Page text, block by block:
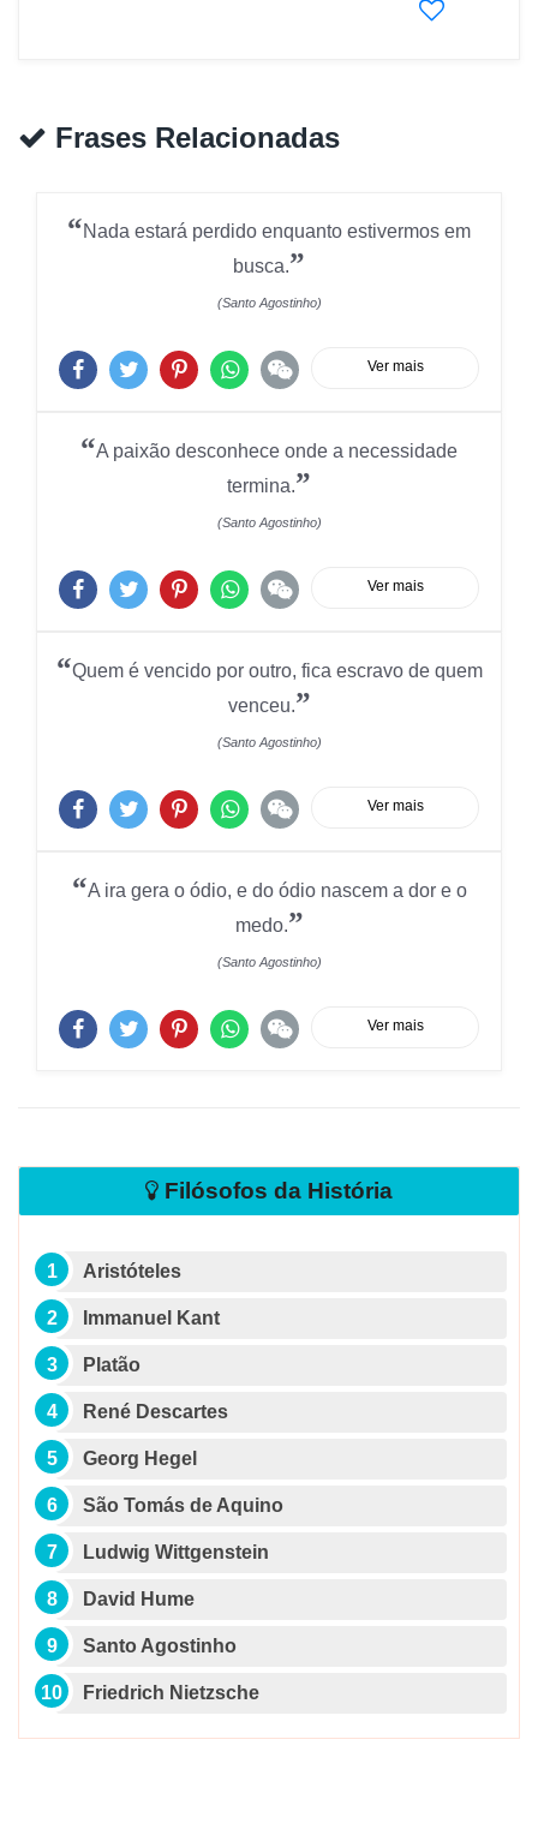
Frases Relacionadas
“Nada estará perdido enquanto estivermos em
busca.”
(Santo Agostinho)
Ver mais
“A paixão desconhece onde a necessidade
termina.”
(Santo Agostinho)
Ver mais
“Quem é vencido por outro, fica escravo de quem
venceu.”
(Santo Agostinho)
Ver mais
“A ira gera o ódio, e do ódio nascem a dor e o
medo.”
(Santo Agostinho)
Ver mais
Filósofos da História
Aristóteles
Immanuel Kant
Platão
René Descartes
Georg Hegel
São Tomás de Aquino
Ludwig Wittgenstein
David Hume
Santo Agostinho
Friedrich Nietzsche